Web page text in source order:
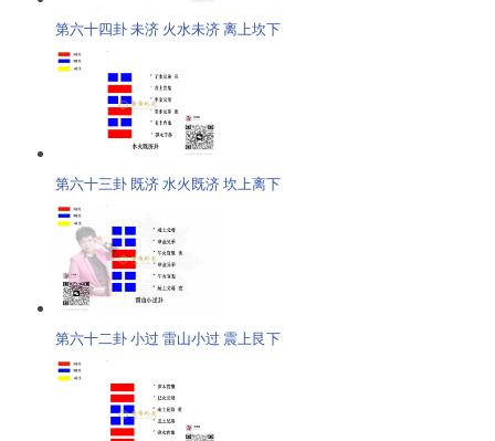
第六十四卦 未济 火水未济 离上坎下
第六十三卦 既济 水火既济 坎上离下
第六十二卦 小过 雷山小过 震上艮下